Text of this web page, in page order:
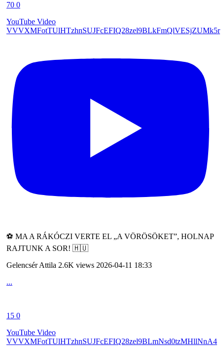
70 0
YouTube Video
VVVXMFotTUlHTzhnSUJFcEFIQ28zel9BLkFmQlVESjZUMk5r
⚽ MA A RÁKÓCZI VERTE EL „A VÖRÖSÖKET”, HOLNAP
RAJTUNK A SOR! 🇭🇺
Gelencsér Attila 2.6K views 2026-04-11 18:33
...
15 0
YouTube Video
VVVXMFotTUlHTzhnSUJFcEFIQ28zel9BLmNsd0tzMHllNnA4